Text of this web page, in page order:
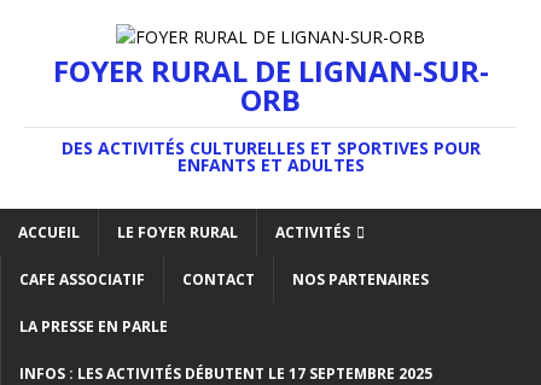
FOYER RURAL DE LIGNAN-SUR-
ORB
DES ACTIVITÉS CULTURELLES ET SPORTIVES POUR
ENFANTS ET ADULTES
ACCUEIL LE FOYER RURAL ACTIVITÉS
CAFE ASSOCIATIF CONTACT NOS PARTENAIRES
LA PRESSE EN PARLE
INFOS : LES ACTIVITÉS DÉBUTENT LE 17 SEPTEMBRE 2025